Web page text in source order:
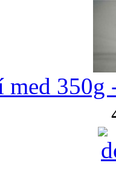
350g